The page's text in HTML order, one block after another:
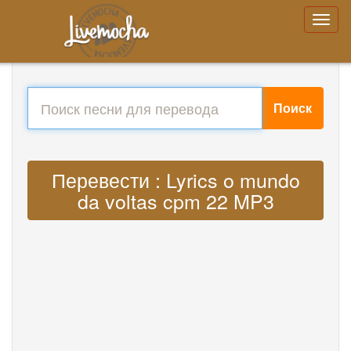
Поиск
Перевести : Lyrics o mundo
da voltas cpm 22 MP3